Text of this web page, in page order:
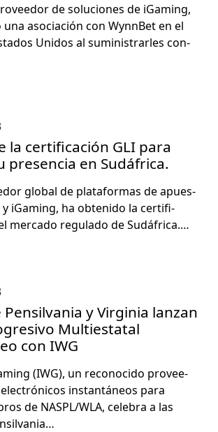
de solu­ciones de iGam­ing,
aso­ciación con Wynn­Bet en el
Unidos al sum­in­is­trar­les con­
la certificación GLI para
presencia en Sudáfrica.
glob­al de platafor­mas de apues­
iGam­ing, ha obtenido la cer­ti­fi­
mer­ca­do reg­u­la­do de Sudáfrica.…
y Virginia lanzan
Multiestatal
con IWG
(IWG), un recono­ci­do provee­
instan­tá­neos para
de NASPL/WLA, cel­e­bra a las